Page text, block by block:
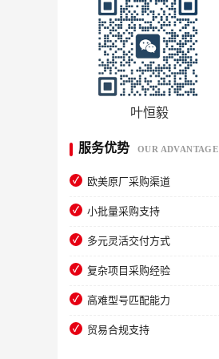
叶恒毅
服务优势 OUR ADVANTAGE
欧美原厂采购渠道
小批量采购支持
多元灵活交付方式
复杂项目采购经验
高难型号匹配能力
贸易合规支持